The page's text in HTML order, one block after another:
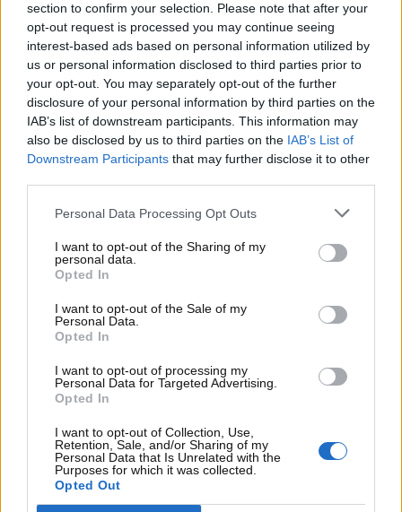
section to confirm your selection. Please note that after your
opt-out request is processed you may continue seeing
interest-based ads based on personal information utilized by
us or personal information disclosed to third parties prior to
your opt-out. You may separately opt-out of the further
disclosure of your personal information by third parties on the
IAB’s list of downstream participants. This information may
also be disclosed by us to third parties on the IAB’s List of
Downstream Participants that may further disclose it to other
Personal Data Processing Opt Outs
I want to opt-out of the Sharing of my
personal data.
Opted In
I want to opt-out of the Sale of my
Personal Data.
Opted In
I want to opt-out of processing my
Personal Data for Targeted Advertising.
Opted In
I want to opt-out of Collection, Use,
Retention, Sale, and/or Sharing of my
Personal Data that Is Unrelated with the
Purposes for which it was collected.
Opted Out
campione?
La vita dopo il ritiro
Dopo il ritiro, la vita di Sete Gibernau ha presouna
strada che va in direzione di rinascita e
tranquillità. Trasferitosi in Svizzera, ha trovato un
ambiente sereno e rilassante, lontano dalle
permettendosi di praticare sport senza la
competitività che lo aveva accompagnato per anni.